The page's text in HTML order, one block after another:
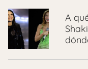
A